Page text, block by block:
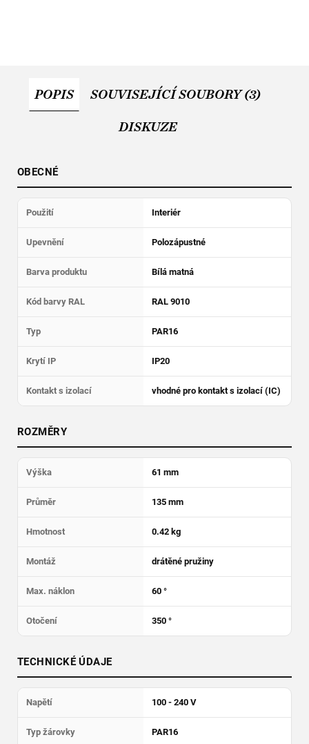
POPIS SOUVISEJÍCÍ SOUBORY (3)
DISKUZE
OBECNÉ
Použití Interiér
Upevnění Polozápustné
Barva produktu Bílá matná
Kód barvy RAL RAL 9010
Typ PAR16
Krytí IP IP20
Kontakt s izolací vhodné pro kontakt s izolací (IC)
ROZMĚRY
Výška 61 mm
Průměr 135 mm
Hmotnost 0.42 kg
Montáž drátěné pružiny
Max. náklon 60 °
Otočení 350 °
TECHNICKÉ ÚDAJE
Napětí 100 - 240 V
Typ žárovky PAR16